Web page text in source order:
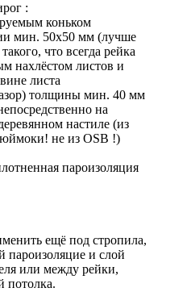
:
коньком
мин. 50х50 мм (лучше
что всегда рейка
нахлёстом листов и
листа
толщины мин. 40 мм
на
настиле (из
не из OSB !)
пароизоляция
ещё под стропила,
пароизоляцие и слой
или между рейки,
потолка.